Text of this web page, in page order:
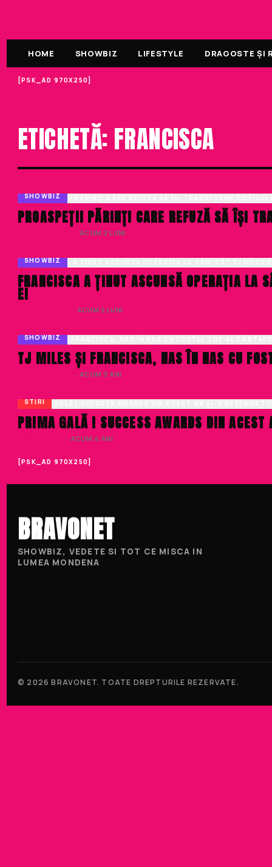
HOME SHOWBIZ LIFESTYLE DRAGOSTE ȘI
[PSK_AD 970X250]
ETICHETĂ: FRANCISCA
SHOWBIZ
PROASPEȚII PĂRINȚI CARE REFUZĂ SĂ ÎȘI
· ACUM 2 LUNI
SHOWBIZ
FRANCISCA A ȚINUT ASCUNSĂ OPERAȚIA
EI
· ACUM 2 LUNI
SHOWBIZ
TJ MILES ȘI FRANCISCA, NAS ÎN NAS CU
· ACUM 3 ANI
STIRI
PRIMA GALĂ I SUCCESS AWARDS DIN
· ACUM 4 ANI
[PSK_AD 970X250]
BRAVONET
SHOWBIZ, VEDETE SI TOT CE MISCA IN
LUMEA MONDENA
© 2026 BRAVONET. TOATE DREPTURILE REZERVATE.